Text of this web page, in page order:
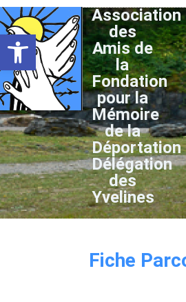
Ouvrir la barre d’outils
Association
des
Amis de
la
Fondation
pour la
Mémoire
de la
Déportation
Délégation
des
Yvelines
Fiche